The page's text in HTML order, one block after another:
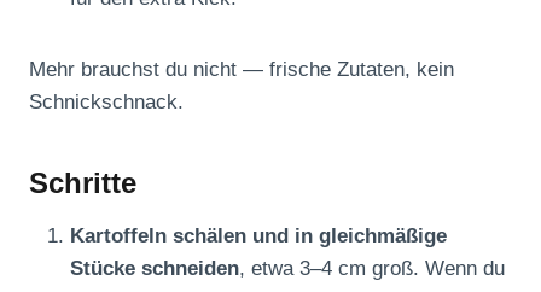
Mehr brauchst du nicht — frische Zutaten, kein
Schnickschnack.
Schritte
Kartoffeln schälen und in gleichmäßige
Stücke schneiden, etwa 3–4 cm groß. Wenn du